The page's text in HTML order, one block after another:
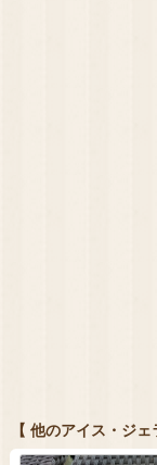
【 他のアイス・ジ